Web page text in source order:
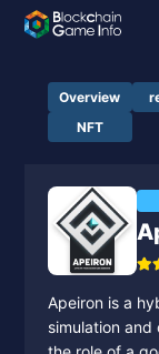
Overview
NFT
Apeiron is a
simulation and